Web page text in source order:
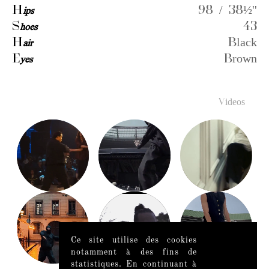
Hips
98 / 38½''
Shoes
43
Hair
Black
Eyes Brown
Videos
Ce site utilise des cookies
notamment à des fins de
statistiques. En continuant à